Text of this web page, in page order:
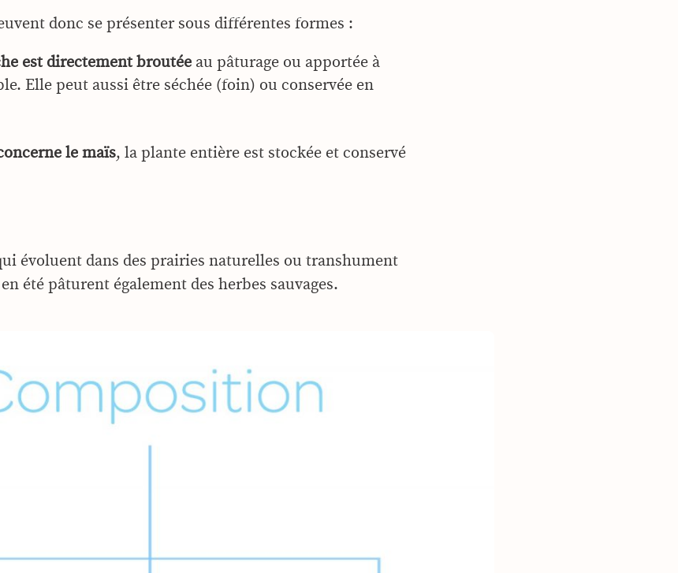
donc se présenter sous différentes formes :
est directement broutée au pâturage ou apportée à
Elle peut aussi être séchée (foin) ou conservée en
le maïs, la plante entière est stockée et conservé
évoluent dans des prairies naturelles ou transhument
été pâturent également des herbes sauvages.